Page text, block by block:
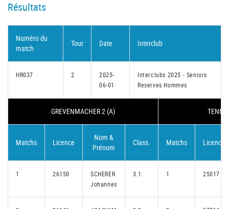
Résultats
Numéro du
match
Tour Date Interclub
HR037 2
2025-
06-01
Interclubs 2025 - Seniors
Reserves Hommes
GREVENMACHER 2 (A)
Matchs Licence
Nom &
Prénom
Class. Matchs Licence
1 26150
SCHERER
Johannes
3.1 1 25017